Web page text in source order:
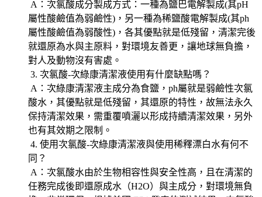
A：次氯酸成分製成方式：一種為鹽巴電解製成(其pH
屬性酸鹼值為弱鹼性)，另一種為稀鹽酸電解製成(其ph
屬性酸鹼值為弱酸性)，各其優點就是低殘留，清潔完後
就還原為水與主原料，對環境友善更，讓地球無負擔，
對人及動物沒有害處。
3. 次氯酸-次綠康清潔液使用有什麼缺點嗎？
A：次綠康清潔液主成分為食鹽，ph屬就是弱鹼性次氯
酸水，其優點就是低殘留，其還原的特性，故無法永久
保持清潔效果，需重覆噴灑以形成持續清潔效果，另外
也有其效期之限制。
4. 使用次氯酸-次綠康清潔液與使用稀釋漂白水有何不
同？
A：次氯酸水由於生物相容性與安全性高，且在清潔的
任務完成後即還原成水（H2O）與主成分，對環境無負